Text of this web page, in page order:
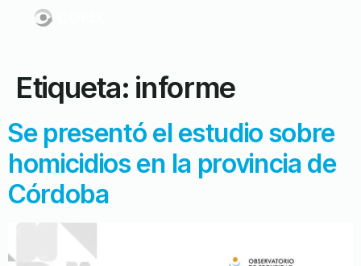
Etiqueta: informe
Se presentó el estudio sobre
homicidios en la provincia de
Córdoba